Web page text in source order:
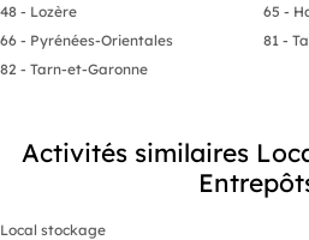
48 - Lozère
65 -
66 - Pyrénées-Orientales
81 -
82 - Tarn-et-Garonne
Activités similaires
Local stockage